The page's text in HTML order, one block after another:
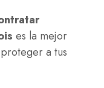
es la mejor
a tus